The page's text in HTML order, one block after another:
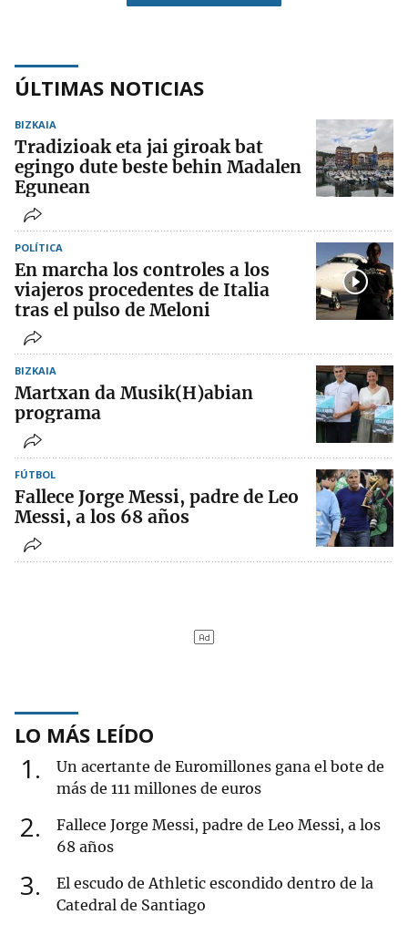
ÚLTIMAS NOTICIAS
BIZKAIA
Tradizioak eta jai giroak bat
egingo dute beste behin Madalen
Egunean
POLÍTICA
En marcha los controles a los
viajeros procedentes de Italia
tras el pulso de Meloni
BIZKAIA
Martxan da Musik(H)abian
programa
FÚTBOL
Fallece Jorge Messi, padre de Leo
Messi, a los 68 años
LO MÁS LEÍDO
1
Un acertante de Euromillones gana el bote de
más de 111 millones de euros
2
Fallece Jorge Messi, padre de Leo Messi, a los
68 años
3
El escudo de Athletic escondido dentro de la
Catedral de Santiago